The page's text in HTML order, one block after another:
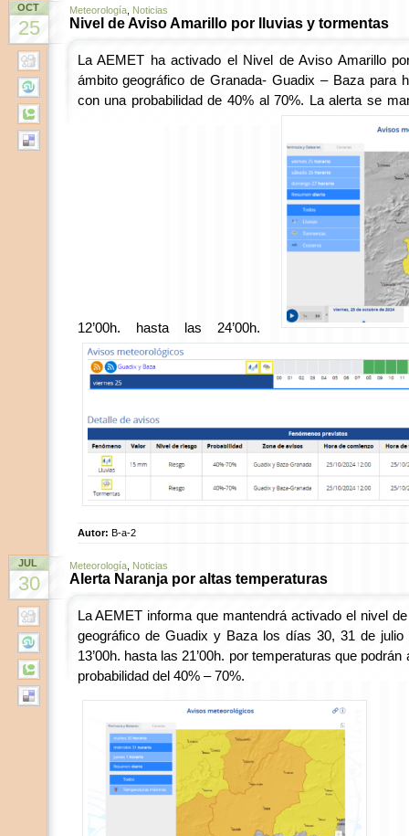
OCT
25
Meteorología, Noticias
Nivel de Aviso Amarillo por lluvias y tormentas
La AEMET ha activado el Nivel de Aviso Amarillo
ámbito geográfico de Granada- Guadix – Baza para
con una probabilidad de 40% al 70%. La alerta se
12’00h. hasta las 24’00h.
Autor: B-a-2
JUL
30
Meteorología, Noticias
Alerta Naranja por altas temperaturas
La AEMET informa que mantendrá activado el nivel
geográfico de Guadix y Baza los días 30, 31 de
13’00h. hasta las 21’00h. por temperaturas que
probabilidad del 40% – 70%.